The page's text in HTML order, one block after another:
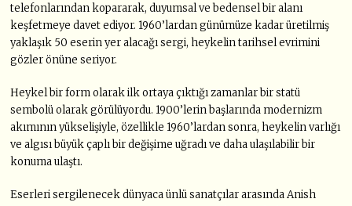
telefonlarından kopararak, duyumsal ve bedensel bir alanı
keşfetmeye davet ediyor. 1960’lardan günümüze kadar üretilmiş
yaklaşık 50 eserin yer alacağı sergi, heykelin tarihsel evrimini
gözler önüne seriyor.
Heykel bir form olarak ilk ortaya çıktığı zamanlar bir statü
sembolü olarak görülüyordu. 1900’lerin başlarında modernizm
akımının yükselişiyle, özellikle 1960’lardan sonra, heykelin varlığı
ve algısı büyük çaplı bir değişime uğradı ve daha ulaşılabilir bir
konuma ulaştı.
Eserleri sergilenecek dünyaca ünlü sanatçılar arasında Anish